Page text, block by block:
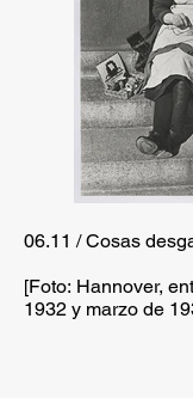
06.11 / Cosas
[Foto: Hannover,
1932 y marzo de